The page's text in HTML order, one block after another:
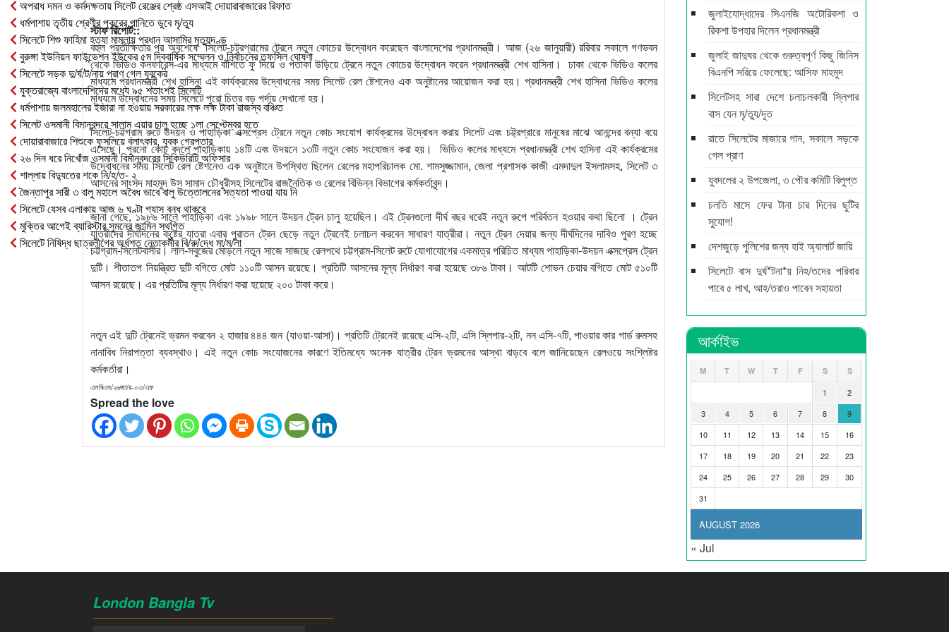
অপরাধ দমন ও কর্মদক্ষতায় সিলেট রেঞ্জের শ্রেষ্ঠ এসআই দোয়ারাবাজারের রিফাত
ধর্মপাশায় তৃতীয় শ্রেণীর পুকুরের পানিতে ডুবে মৃ/ত্যু
সিলেটে শিশু ফাহিমা হত্যা মামলায় প্রধান আসামির মৃত্যুদণ্ড
বুরুঙ্গা ইউনিয়ন ফাউন্ডেশন ইউকের ৫ম দ্বিবার্ষিক সম্মেলন ও নির্বাচনের তফসিল ঘোষণা
সিলেটে সড়ক দু/র্ঘ/ট/নায় প্রাণ গেল যুবকের
যুক্তরাজ্যে বাংলাদেশিদের মধ্যে ৯৫ শতাংশই সিলেটি
ধর্মপাশায় জলমহালের ইজারা না হওয়ায় সরকারের লক্ষ লক্ষ টাকা রাজস্ব বঞ্চিত
সিলেট ওসমানী বিমানবন্দরে সালাম এয়ার চালু হচ্ছে ১লা সেপ্টেম্বর হতে
দোয়ারাবাজারে শিশুকে ফুসলিয়ে বলাৎকার, যুবক গ্রেপ্তার
২৬ দিন ধরে নিখোঁজ ওসমানী বিমানবন্দরের সিকিউরিটি অফিসার
শাল্লায় বিদ্যুতের শকে নি/হ/ত- ২
জৈন্তাপুর সারী ৩ বালু মহালে অবৈধ ভাবে বালু উত্তোলনের সত্যতা পাওয়া যায় নি
সিলেটে যেসব এলাকায় আজ ৬ ঘণ্টা গ্যাস বন্ধ থাকবে
মুক্তির আগেই ব্যারিস্টার সুমনের জামিন স্থগিত
সিলেটে নিষিদ্ধ ছাত্রলীগের অর্ধশত নেতাকর্মীর বি/রু/দ্ধে মা/ম/লা
স্টাফ রিপোর্ট::
বহুল প্রতীক্ষিতার পর অবশেষে সিলেট-চট্রগ্রামের ট্রেনে নতুন কোচের উদ্বোধন করেছেন বাংলাদেশের প্রধানমন্ত্রী। আজ (২৬ জানুয়ারী) ররিবার সকালে গণভবন
থেকে ভিডিও কনফারেন্স-এর মাধ্যমে বাঁশিতে ফু দিয়ে ও পতাকা উড়িয়ে ট্রেনে নতুন কোচের উদ্বোধন করেন প্রধানমন্ত্রী শেখ হাসিনা। ঢাকা থেকে ভিডিও কলের
মাধ্যমে প্রধানমন্ত্রী শেখ হাসিনা এই কার্যক্রমের উদ্বোধনের সময় সিলেট রেল ষ্টেশনেও এক অনুষ্টানের আয়োজন করা হয়। প্রধানমন্ত্রী শেখ হাসিনা ভিডিও কলের
মাধ্যমে উদ্বোধনের সময় সিলেটে পুরো চিত্র বড় পর্দায় দেখানো হয়।
সিলেট-চট্টগ্রাম রুটে উদয়ন ও পাহাড়িকা এক্সপ্রেস ট্রেনে নতুন কোচ সংযোগ কার্যক্রমের উদ্বোধন করায় সিলেট এবং চট্ট্রগ্রারে মানুষের মাঝে আনন্দের বন্যা বয়ে
এসেছে। পুরনো কোচ বদলে পাহাড়িকায় ১৪টি এবং উদয়নে ১৩টি নতুন কোচ সংযোজন করা হয়। ভিডিও কলের মাধ্যমে প্রধানমন্ত্রী শেখ হাসিনা এই কার্যক্রমের
উদ্বোধনের সময় সিলেট রেল ষ্টেশনেও এক অনুষ্টানে উপস্থিত ছিলেন রেলের মহাপরিচালক মো. শামসুজ্জামান, জেলা প্রশাসক কাজী এমদাদুল ইসলামসহ, সিলেট ৩
আসনের সাংসদ মাহমুদ উস সামাদ চৌধুরীসহ সিলেটের রাজনৈতিক ও রেলের বিভিন্ন বিভাগের কর্মকর্তাবৃন্দ।
জানা গেছে, ১৯৮৬ সালে পাহাড়িকা এবং ১৯৯৮ সালে উদয়ন ট্রেন চালু হয়েছিল। এই ট্রেনগুলো দীর্ঘ বছর ধরেই নতুন রুপে পরির্বতন হওয়ার কথা ছিলো । ট্রেন
যাত্রীদের দীর্ঘদিনের কষ্টের যাত্রা এবার পুরাতন ট্রেন ছেড়ে নতুন ট্রেনেই চলাচল করবেন সাধারণ যাত্রীরা। নতুন ট্রেন দেয়ার জন্য দীর্ঘদিনের দাবিও পুরণ হচ্ছে
চট্টগ্রাম-সিলেটবাসীর। লাল-সবুজের মোড়লে নতুন সাজে সাজছে রেলপথে চট্টগ্রাম-সিলেট রুটে যোগাযোগের একমাত্র পরিচিত মাধ্যম পাহাড়িকা-উদয়ন এক্সপ্রেস ট্রেন
দুটি। শীতাতপ নিয়ন্ত্রিত দুটি বগিতে মোট ১১০টি আসন রয়েছে। প্রতিটি আসনের মূল্য নির্ধারণ করা হয়েছে ৩৮৬ টাকা। আটটি শোভন চেয়ার বগিতে মোট ৫১০টি
আসন রয়েছে। এর প্রতিটির মূল্য নির্ধারণ করা হয়েছে ২০০ টাকা করে।
নতুন এই দুটি ট্রেনেই ভ্রমন করবেন ২ হাজার ৪৪৪ জন (যাওয়া-আসা)। প্রতিটি ট্রেনেই রয়েছে এসি-২টি, এসি স্লিপার-২টি, নন এসি-৭টি, পাওয়ার কার গার্ড রুমসহ
নানাবিধ নিরাপত্তা ব্যবস্থাও। এই নতুন কোচ সংযোজনের কারণে ইতিমধ্যে অনেক যাত্রীর ট্রেন ভ্রমনের আস্থা বাড়বে বলে জানিয়েছেন রেলওয়ে সংশ্লিষ্টর
কর্মকর্তারা।
এলবিএন/২৬জা/র-০৩/এফ
Spread the love
জুলাইযোদ্ধাদের সিএনজি অটোরিকশা ও
রিকশা উপহার দিলেন প্রধানমন্ত্রী
জুলাই জাদুঘর থেকে গুরুত্বপূর্ণ কিছু জিনিস
বিএনপি সরিয়ে ফেলেছে: আসিফ মাহমুদ
সিলেটসহ সারা দেশে চলাচলকারী স্লিপার
বাস যেন মৃ/ত্যু/দূত
রাতে সিলেটের মাজারে গান, সকালে সড়কে
গেল প্রাণ
যুবদলের ২ উপজেলা, ৩ পৌর কমিটি বিলুপ্ত
চলতি মাসে ফের টানা চার দিনের ছুটির
সুযোগ!
দেশজুড়ে পুলিশের জন্য হাই অ্যালার্ট জারি
সিলেটে বাস দুর্ঘ*টনা*য় নিহ/তদের পরিবার
পাবে ৫ লাখ, আহ/তরাও পাবেন সহায়তা
আর্কাইভ
AUGUST 2026
M T W T F S S
1
2
3
4 5 6 7 8
9
10
11 12 13 14 15
16
17
18 19 20 21 22
23
24
25 26 27 28 29
30
31
« Jul
London Bangla Tv